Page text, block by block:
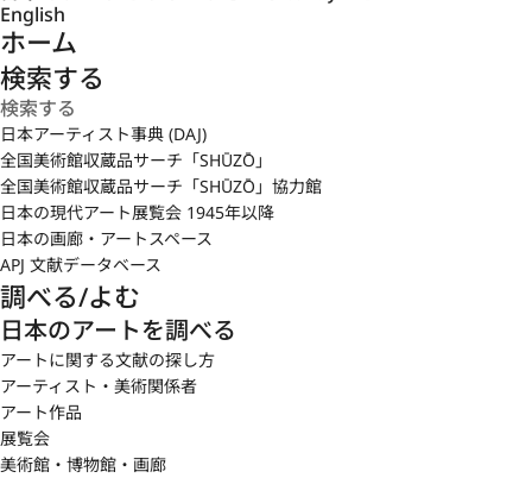
English
ホーム
検索する
日本アーティスト事典 (DAJ)
全国美術館収蔵品サーチ「SHŪZŌ」
全国美術館収蔵品サーチ「SHŪZŌ」協力館
日本の現代アート展覧会 1945年以降
日本の画廊・アートスペース
APJ 文献データベース
調べる/よむ
日本のアートを調べる
アートに関する文献の探し方
アーティスト・美術関係者
アート作品
展覧会
美術館・博物館・画廊